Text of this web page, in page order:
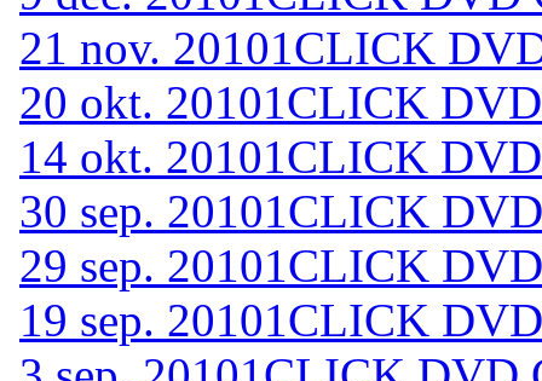
21 nov. 20101CLICK
20 okt. 20101CLICK
14 okt. 20101CLICK
30 sep. 20101CLICK
29 sep. 20101CLICK
19 sep. 20101CLICK